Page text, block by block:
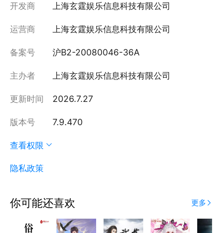
开发商 上海玄霆娱乐信息科技有限公司
运营商 上海玄霆娱乐信息科技有限公司
备案号 沪B2-20080046-36A
主办者 上海玄霆娱乐信息科技有限公司
更新时间 2026.7.27
版本号 7.9.470
查看权限
隐私政策
你可能还喜欢 更多